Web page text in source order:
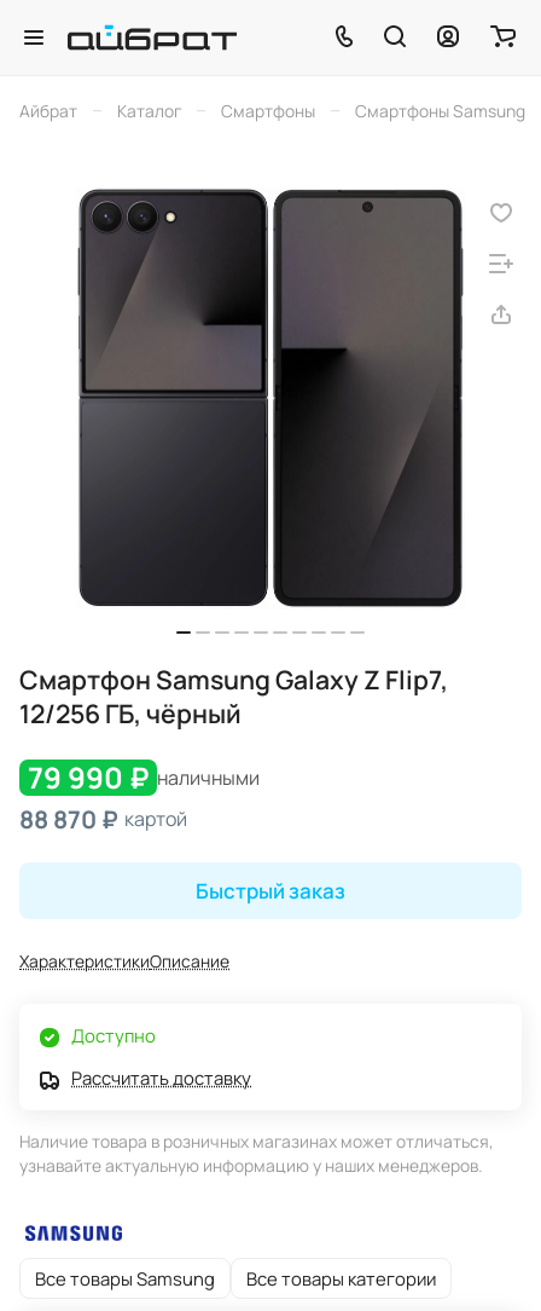
Айбрат – Каталог – Смартфоны – Смартфоны Samsung
Смартфон Samsung Galaxy Z Flip7,
12/256 ГБ, чёрный
79 990 ₽ наличными
88 870 ₽ картой
Быстрый заказ
ХарактеристикиОписание
Доступно
Рассчитать доставку
Наличие товара в розничных магазинах может отличаться,
узнавайте актуальную информацию у наших менеджеров.
Все товары Samsung Все товары категории